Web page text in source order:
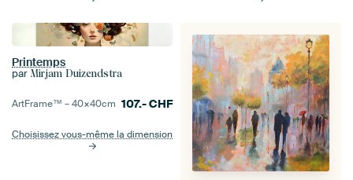
Printemps
par Mirjam Duizendstra
ArtFrame™ –40×40cm 107.-CHF
Choisissez vous-même la dimension